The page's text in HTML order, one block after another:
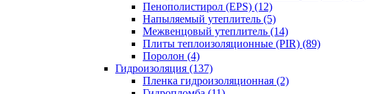
Пенополистирол (EPS) (12)
Напыляемый утеплитель (5)
Межвенцовый утеплитель (14)
Плиты теплоизоляционные (PIR) (89)
Поролон (4)
Гидроизоляция (137)
Пленка гидроизоляционная (2)